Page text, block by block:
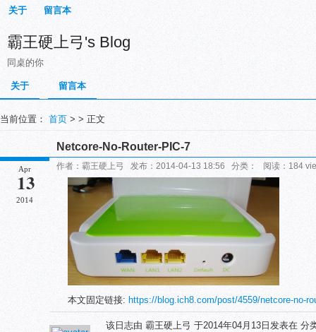
关于 留言本
霸王硬上弓's Blog
同桌的你
关于 留言本
当前位置： 首页 > > 正文
Netcore-No-Router-PIC-7
Apr
13
2014
作者：霸王硬上弓 发布：2014-04-13 18:56 分类： 阅读：184
本文固定链接: https://blog.ich8.com/post/4559/netcore-no-
该日志由 霸王硬上弓 于2014年04月13日发表在 分